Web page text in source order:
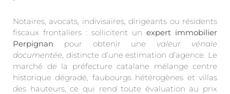
Notaires, avocats, indivisaires, dirigeants ou résidents
fiscaux frontaliers : sollicitent un expert immobilier
Perpignan pour obtenir une valeur vénale
documentée, distincte d’une estimation d’agence. Le
marché de la préfecture catalane mélange centre
historique dégradé, faubourgs hétérogènes et villas
des hauteurs, ce qui rend toute évaluation au prix